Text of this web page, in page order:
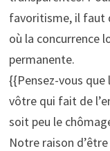
favoritisme, il faut
où la concurrence
permanente.
{{Pensez-vous que
vôtre qui fait de
soit peu le
Notre raison